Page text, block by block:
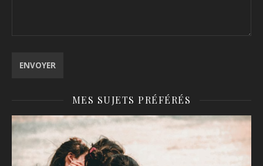
MES SUJETS PRÉFÉRÉS